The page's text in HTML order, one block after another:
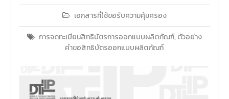
เอกสารที่ใช้ขอรับความคุ้มครอง
การจดทะเบียนสิทธิบัตรการออกแบบผลิตภัณฑ์,ตัวอย่าง
คำขอสิทธิบัตรออกแบบผลิตภัณฑ์